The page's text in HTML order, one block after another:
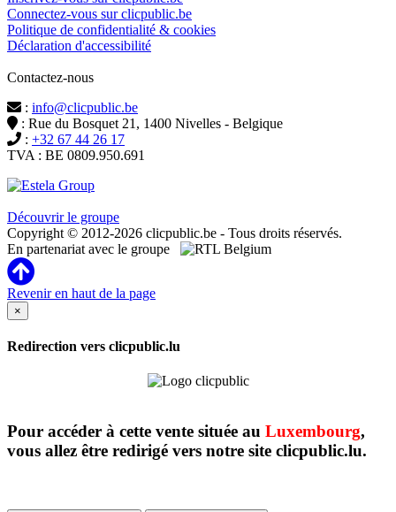
Connectez-vous sur clicpublic.be
Politique de confidentialité & cookies
Déclaration d'accessibilité
Contactez-nous
: info@clicpublic.be
: Rue du Bosquet 21, 1400 Nivelles - Belgique
: +32 67 44 26 17
TVA : BE 0809.950.691
Découvrir le groupe
Copyright © 2012-2026 clicpublic.be - Tous droits réservés.
En partenariat avec le groupe
Revenir en haut de la page
×
Redirection vers clicpublic.lu
Pour accéder à cette vente située au Luxembourg,
vous allez être redirigé vers notre site clicpublic.lu.